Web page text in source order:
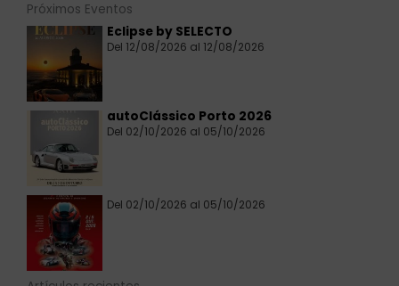
Próximos Eventos
Eclipse by SELECTO
Del 12/08/2026 al 12/08/2026
autoClássico Porto 2026
Del 02/10/2026 al 05/10/2026
Del 02/10/2026 al 05/10/2026